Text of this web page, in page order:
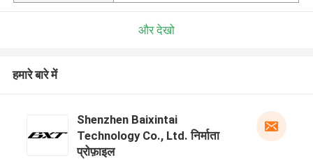
और देखो
हमारे बारे में
Shenzhen Baixintai
Technology Co., Ltd. निर्माता
प्रोफ़ाइल